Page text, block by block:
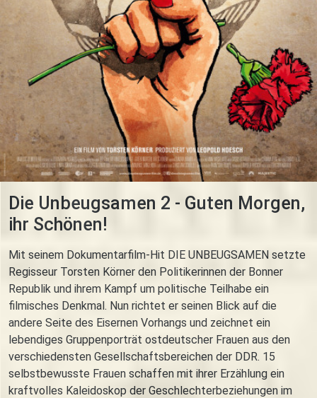
Die Unbeugsamen 2 - Guten Morgen,
ihr Schönen!
Mit seinem Dokumentarfilm-Hit DIE UNBEUGSAMEN setzte
Regisseur Torsten Körner den Politikerinnen der Bonner
Republik und ihrem Kampf um politische Teilhabe ein
filmisches Denkmal. Nun richtet er seinen Blick auf die
andere Seite des Eisernen Vorhangs und zeichnet ein
lebendiges Gruppenporträt ostdeutscher Frauen aus den
verschiedensten Gesellschaftsbereichen der DDR. 15
selbstbewusste Frauen schaffen mit ihrer Erzählung ein
kraftvolles Kaleidoskop der Geschlechterbeziehungen im